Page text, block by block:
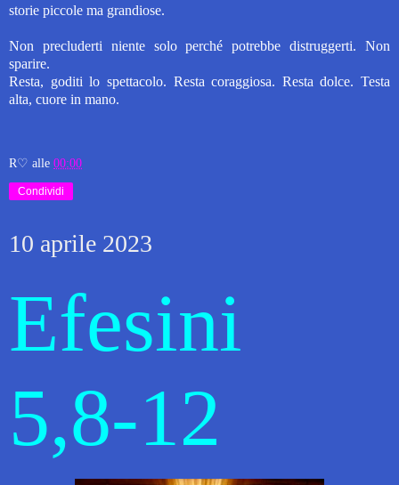
storie piccole ma grandiose.
Non precluderti niente solo perché potrebbe distruggerti. Non
sparire.
Resta, goditi lo spettacolo. Resta coraggiosa. Resta dolce. Testa
alta, cuore in mano.
R♡ alle 00:00
Condividi
10 aprile 2023
Efesini
5,8-12